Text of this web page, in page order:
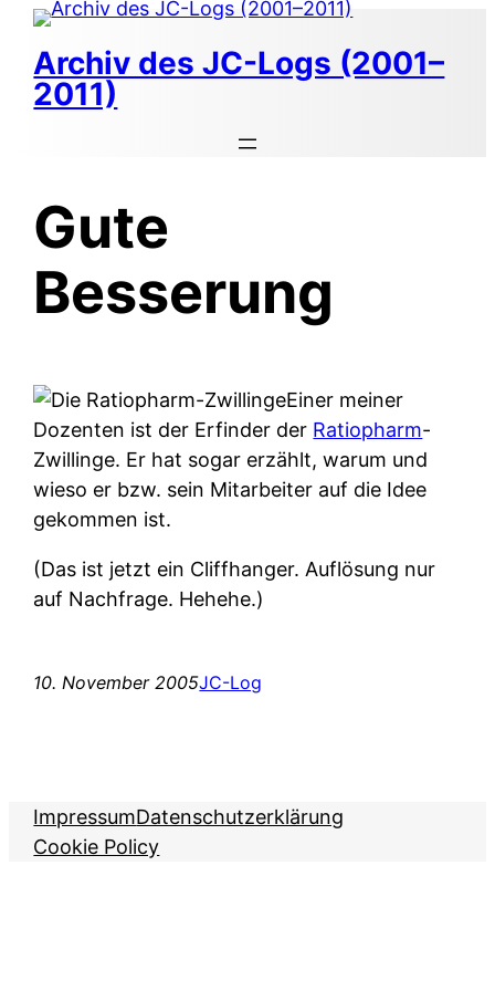
Zum
Inhalt
springen
Archiv des JC-Logs (2001–
2011)
Gute
Besserung
Einer meiner
Dozenten ist der Erfinder der Ratiopharm-
Zwillinge. Er hat sogar erzählt, warum und
wieso er bzw. sein Mitarbeiter auf die Idee
gekommen ist.
(Das ist jetzt ein Cliffhanger. Auflösung nur
auf Nachfrage. Hehehe.)
10. November 2005JC-Log
ImpressumDatenschutzerklärung
Cookie Policy